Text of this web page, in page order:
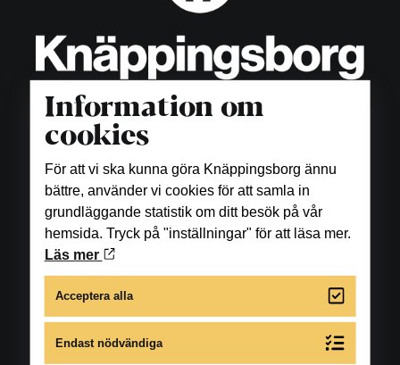
Öppettider
Butiker
Måndag-fredag: 10.00-18.00
Lördag: 10.00-16.00
Matställen
Se öppettider under respektive restaurang, bar
Information om
cookies
För att vi ska kunna göra Knäppingsborg ännu
bättre, använder vi cookies för att samla in
grundläggande statistik om ditt besök på vår
hemsida. Tryck på "inställningar" för att läsa mer.
Läs mer
Acceptera alla
Endast nödvändiga